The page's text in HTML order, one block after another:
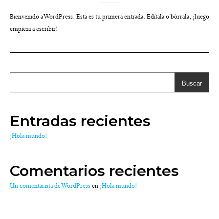
Bienvenido a WordPress. Esta es tu primera entrada. Edítala o bórrala, ¡luego
empieza a escribir!
Buscar
Entradas recientes
¡Hola mundo!
Comentarios recientes
Un comentarista de WordPressen ¡Hola mundo!